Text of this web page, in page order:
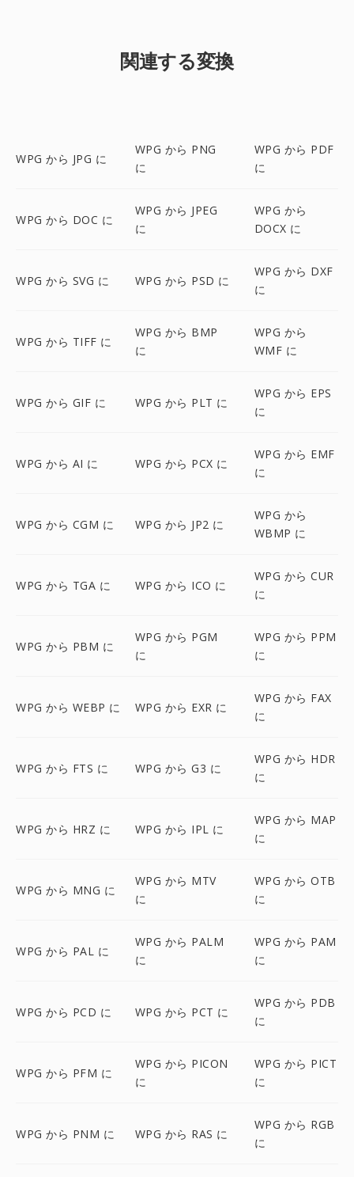
関連する変換
WPG から JPG に
WPG から PNG
に
WPG から PDF
に
WPG から DOC に
WPG から JPEG
に
WPG から
DOCX に
WPG から SVG に WPG から PSD に
WPG から DXF
に
WPG から TIFF に
WPG から BMP
に
WPG から
WMF に
WPG から GIF に WPG から PLT に
WPG から EPS
に
WPG から AI に WPG から PCX に
WPG から EMF
に
WPG から CGM に WPG から JP2 に
WPG から
WBMP に
WPG から TGA に WPG から ICO に
WPG から CUR
に
WPG から PBM に
WPG から PGM
に
WPG から PPM
に
WPG から WEBP に WPG から EXR に
WPG から FAX
に
WPG から FTS に WPG から G3 に
WPG から HDR
に
WPG から HRZ に WPG から IPL に
WPG から MAP
に
WPG から MNG に
WPG から MTV
に
WPG から OTB
に
WPG から PAL に
WPG から PALM
に
WPG から PAM
に
WPG から PCD に WPG から PCT に
WPG から PDB
に
WPG から PFM に
WPG から PICON
に
WPG から PICT
に
WPG から PNM に WPG から RAS に
WPG から RGB
に